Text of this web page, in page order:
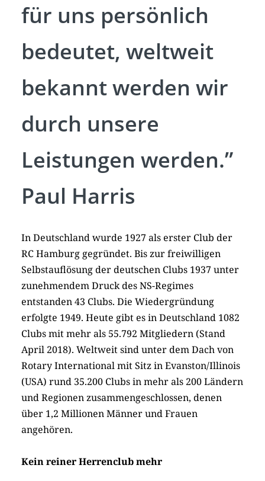
für uns persönlich
bedeutet, weltweit
bekannt werden wir
durch unsere
Leistungen werden.”
Paul Harris
In Deutschland wurde 1927 als erster Club der
RC Hamburg gegründet. Bis zur freiwilligen
Selbstauflösung der deutschen Clubs 1937 unter
zunehmendem Druck des NS-Regimes
entstanden 43 Clubs. Die Wiedergründung
erfolgte 1949. Heute gibt es in Deutschland 1082
Clubs mit mehr als 55.792 Mitgliedern (Stand
April 2018). Weltweit sind unter dem Dach von
Rotary International mit Sitz in Evanston/Illinois
(USA) rund 35.200 Clubs in mehr als 200 Ländern
und Regionen zusammengeschlossen, denen
über 1,2 Millionen Männer und Frauen
angehören.
Kein reiner Herrenclub mehr